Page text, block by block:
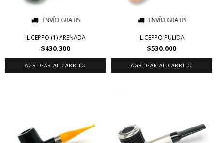
ENVÍO GRATIS
IL CEPPO (1) ARENADA
$430.300
ENVÍO GRATIS
IL CEPPO PULIDA
$530.000